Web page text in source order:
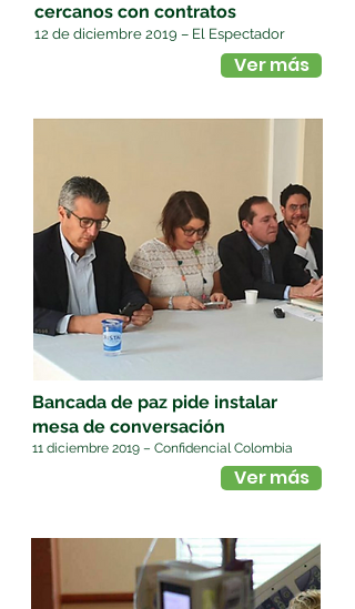
Ver más
cercanos con contratos
12 de diciembre 2019 – El Espectador
Ver más
Bancada de paz pide instalar
mesa de conversación
11 diciembre 2019 – Confidencial Colombia